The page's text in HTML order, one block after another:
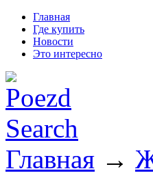
Главная
Где купить
Новости
Это интересно
Главная →